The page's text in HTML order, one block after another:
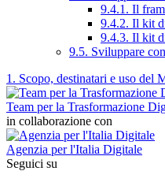
9.4.1. Il
9.4.2. Il kit
9.4.3. Il kit
9.5. Sviluppare
1. Scopo, destinatari e uso del
Team per la Trasformazione
in collaborazione con
Agenzia per l'Italia Digitale
Seguici su